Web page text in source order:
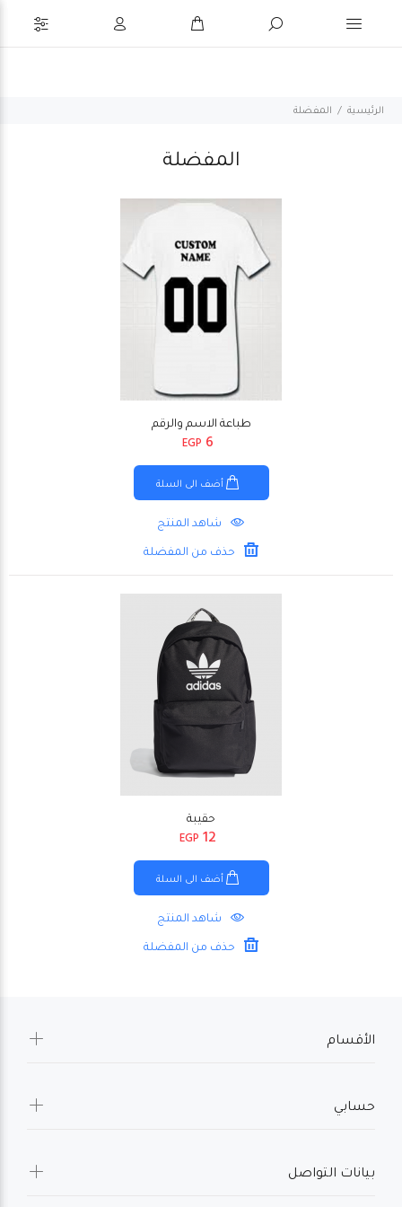
الرئيسية المفضلة
المفضلة
طباعة الاسم والرقم
6
EGP
أضف الى السلة
شاهد المنتج
حذف من المفضلة
حقيبة
12
EGP
أضف الى السلة
شاهد المنتج
حذف من المفضلة
الأقسام
حسابي
بيانات التواصل